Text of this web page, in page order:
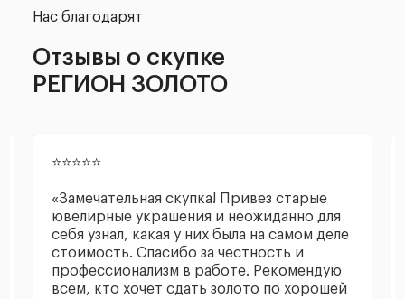
Нас благодарят
Отзывы о скупке
РЕГИОН ЗОЛОТО
⭐⭐⭐⭐⭐
«Сотрудники скупки внимательно
выслушивают, оперативно проводят
оценку состояние золота спец прибором
(не помню название) и предлагают
достойную цену, меня устроила. Расчет
производится сразу, выбрал оплату на